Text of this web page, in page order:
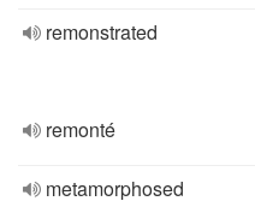
remonstrated
remonté
metamorphosed